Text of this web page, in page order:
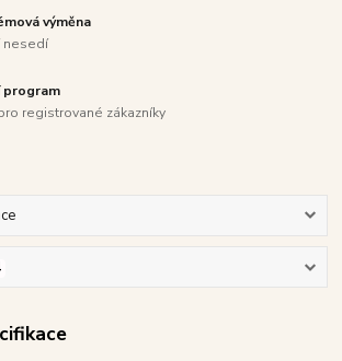
výměna
nesedí
registrované zákazníky